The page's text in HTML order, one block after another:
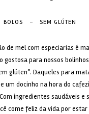
BOLOS - SEM GLÚTEN
de mel com especiarias é
gostosa para nossos
glúten”. Daqueles para
um docinho na hora do
ingredientes saudáveis e
come feliz da vida por estar